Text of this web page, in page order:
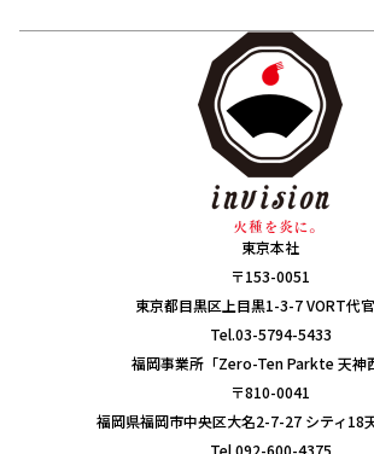
東京本社
〒153-0051
東京都目黒区上目黒1-3-7 VORT代
Tel.03-5794-5433
福岡事業所「Zero-Ten Parkte 天神
〒810-0041
福岡県福岡市中央区大名2-7-27 シティ18